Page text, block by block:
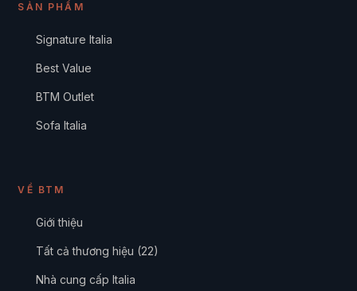
SẢN PHẨM
Signature Italia
Best Value
BTM Outlet
Sofa Italia
VỀ BTM
Giới thiệu
Tất cả thương hiệu (22)
Nhà cung cấp Italia